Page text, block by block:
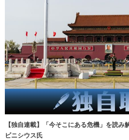
【独自連載】「今そこにある危機」を読
ビニシウス氏